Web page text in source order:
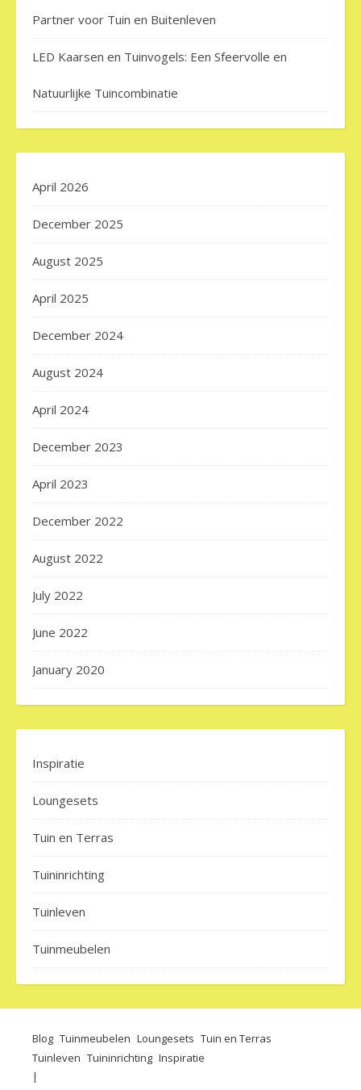
Partner voor Tuin en Buitenleven
LED Kaarsen en Tuinvogels: Een Sfeervolle en
Natuurlijke Tuincombinatie
April 2026
December 2025
August 2025
April 2025
December 2024
August 2024
April 2024
December 2023
April 2023
December 2022
August 2022
July 2022
June 2022
January 2020
Inspiratie
Loungesets
Tuin en Terras
Tuininrichting
Tuinleven
Tuinmeubelen
Blog Tuinmeubelen Loungesets Tuin en Terras
Tuinleven Tuininrichting Inspiratie